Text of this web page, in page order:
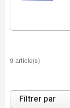
9 article(s)
Filtrer par